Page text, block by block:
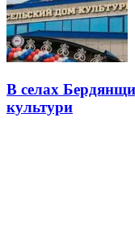
В селах
культури